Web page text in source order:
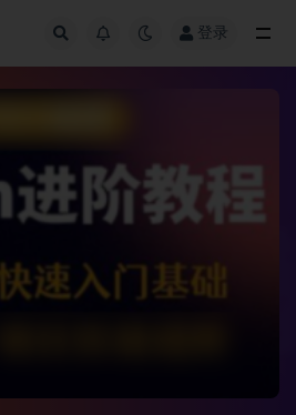
登录